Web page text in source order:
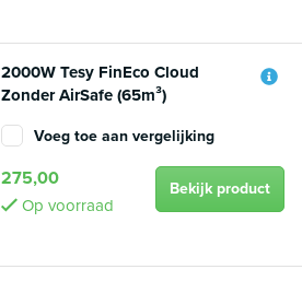
2000W Tesy FinEco Cloud
Zonder AirSafe (65m³)
Voeg toe aan vergelijking
275,00
Op voorraad
Bekijk product